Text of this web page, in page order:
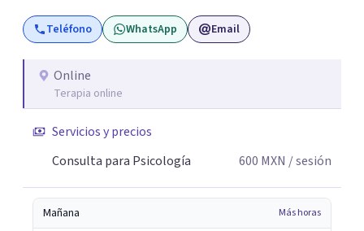
vida. Será un gusto acompañarte en este proceso. Quedo
atento para resolver cualquier duda y acordar una cita. Un
Teléfono WhatsApp Email
Online
Terapia online
Servicios y precios
Consulta para Psicología
600 MXN / sesión
Mañana Más horas